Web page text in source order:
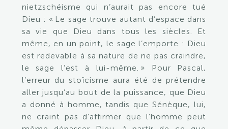
nietzschéisme qui n’aurait pas encore tué
Dieu : « Le sage trouve autant d’espace dans
sa vie que Dieu dans tous les siècles. Et
même, en un point, le sage l’emporte : Dieu
est redevable à sa nature de ne pas craindre,
le sage l’est à lui-même. » Pour Pascal,
l’erreur du stoïcisme aura été de prétendre
aller jusqu’au bout de la puissance, que Dieu
a donné à homme, tandis que Sénèque, lui,
ne craint pas d’affirmer que l’homme peut